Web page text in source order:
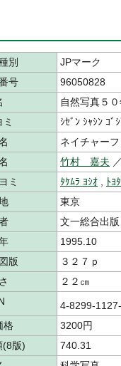
別
JPマーク
号
96050828
自然写真５０
ｼｾﾞﾝ ｼｬｼﾝ ｺﾞ
ネイチャー
竹村 嘉夫
ミ
ﾀｹﾑﾗ ﾖｼｵ
ﾄﾖ
東京
文一総合出版
1995.10
版
３２７ｐ
２２㎝
4-8299-
格
3200円
(8版)
740.31